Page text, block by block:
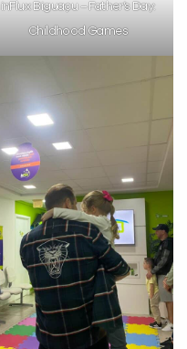
inFlux Biguaçu – Father’s Day:
Childhood Games